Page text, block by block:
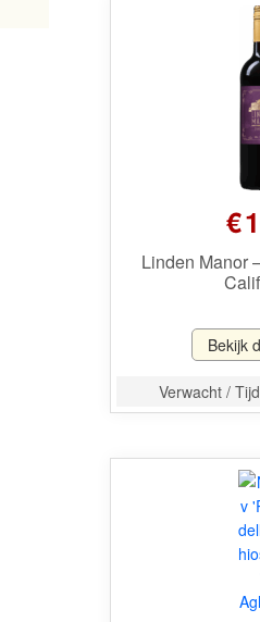
€
Linden Manor
Bekijk
Verwacht /